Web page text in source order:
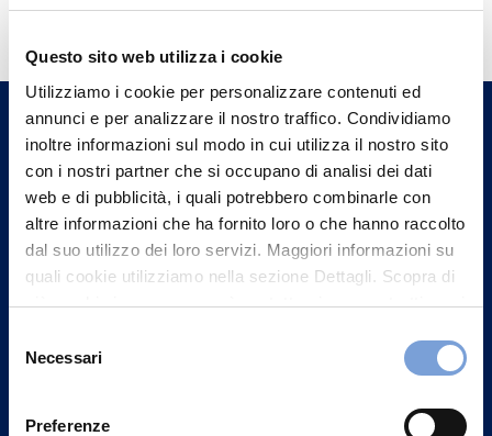
Questo sito web utilizza i cookie
Utilizziamo i cookie per personalizzare contenuti ed
annunci e per analizzare il nostro traffico. Condividiamo
inoltre informazioni sul modo in cui utilizza il nostro sito
con i nostri partner che si occupano di analisi dei dati
web e di pubblicità, i quali potrebbero combinarle con
altre informazioni che ha fornito loro o che hanno raccolto
dal suo utilizzo dei loro servizi. Maggiori informazioni su
quali cookie utilizziamo nella sezione Dettagli. Scopra di
più su chi siamo, come può contattarci e come trattiamo i
può trovare nel footer del sito nella sezione "Informativa
delNecessari
Preferenze
Trova l'Agenzia più vicina a te e parla con
un nostro Agente.
Contattaci